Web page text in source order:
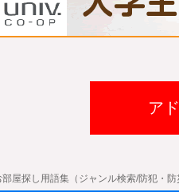
ア
部屋探し用語集（ジャンル検索/防犯・防